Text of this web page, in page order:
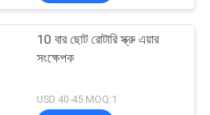
10 বার ছোট রোটারি স্ক্রু এয়ার
সংক্ষেপক
USD 40-45 MOQ:1